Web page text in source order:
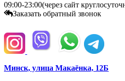
09:00-23:00(через сайт
Заказать обратный звонок
Минск, улица Макаёнка, 12Б